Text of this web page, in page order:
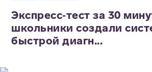
Экспресс‑тест за 30
школьники создали
быстрой диагн...